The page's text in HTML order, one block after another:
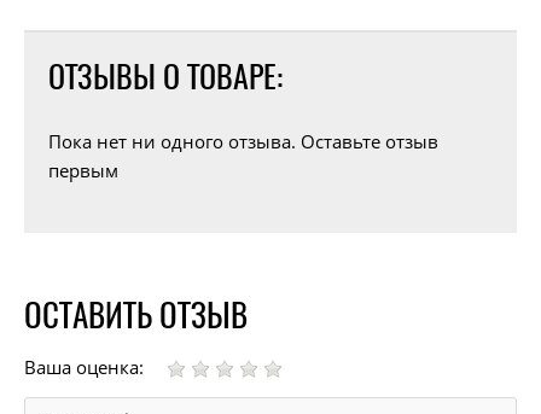
ОТЗЫВЫ О ТОВАРЕ:
Пока нет ни одного отзыва. Оставьте отзыв
первым
ОСТАВИТЬ ОТЗЫВ
Ваша оценка: